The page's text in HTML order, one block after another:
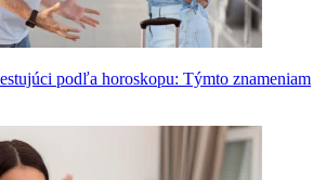
podľa horoskopu: Týmto znameniam